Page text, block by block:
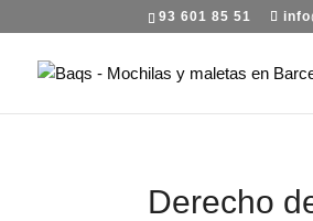
93 601 85 51
Derecho